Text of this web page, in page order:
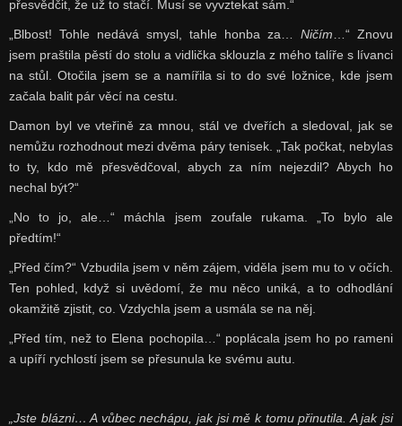
přesvědčit, že už to stačí. Musí se vyvztekat sám.“
„Blbost! Tohle nedává smysl, tahle honba za…Ničím …“ Znovu
jsem praštila pěstí do stolu a vidlička sklouzla z mého talíře s lívanci
na stůl. Otočila jsem se a namířila si to do své ložnice, kde jsem
začala balit pár věcí na cestu.
Damon byl ve vteřině za mnou, stál ve dveřích a sledoval, jak se
nemůžu rozhodnout mezi dvěma páry tenisek. „Tak počkat, nebylas
to ty, kdo mě přesvědčoval, abych za ním nejezdil? Abych ho
nechal být?“
„No to jo, ale…“ máchla jsem zoufale rukama. „To bylo ale
předtím!“
„Před čím?“ Vzbudila jsem v něm zájem, viděla jsem mu to v očích.
Ten pohled, když si uvědomí, že mu něco uniká, a to odhodlání
okamžitě zjistit, co. Vzdychla jsem a usmála se na něj.
„Před tím, než to Elena pochopila…“ poplácala jsem ho po rameni
a upíří rychlostí jsem se přesunula ke svému autu.
„Jste blázni… A vůbec nechápu, jak jsi mě k tomu přinutila. A jak jsi